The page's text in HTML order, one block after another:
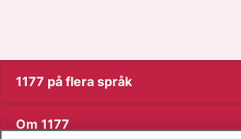
1177 på flera språk
Om 1177